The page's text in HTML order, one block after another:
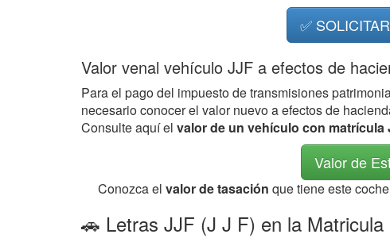
✅
Valor venal vehículo JJF a efectos de
Para el pago del impuesto de transmisiones
necesario conocer el valor nuevo a efectos de
Consulte aquí el valor de un vehículo con matrícula
Valor de
Conozca el valor de tasación que tiene este
🚗 Letras JJF (J J F) en la